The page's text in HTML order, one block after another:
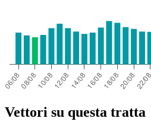
Vettori su questa tratta